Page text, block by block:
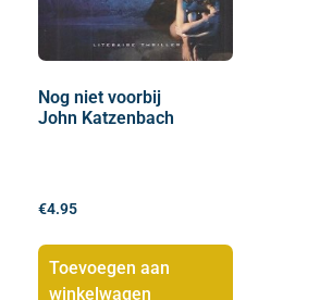
Nog niet voorbij
John Katzenbach
€4.95
Toevoegen aan
winkelwagen